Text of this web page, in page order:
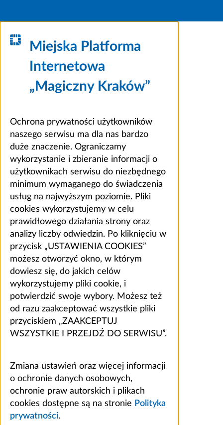
Miejska Platforma
Internetowa
„Magiczny Kraków”
Ochrona prywatności użytkowników
naszego serwisu ma dla nas bardzo
duże znaczenie. Ograniczamy
wykorzystanie i zbieranie informacji o
użytkownikach serwisu do niezbędnego
minimum wymaganego do świadczenia
usług na najwyższym poziomie. Pliki
cookies wykorzystujemy w celu
prawidłowego działania strony oraz
analizy liczby odwiedzin. Po kliknięciu w
przycisk „USTAWIENIA COOKIES”
możesz otworzyć okno, w którym
dowiesz się, do jakich celów
wykorzystujemy pliki cookie, i
potwierdzić swoje wybory. Możesz też
od razu zaakceptować wszystkie pliki
przyciskiem „ZAAKCEPTUJ
WSZYSTKIE I PRZEJDŹ DO SERWISU”.
Zmiana ustawień oraz więcej informacji
o ochronie danych osobowych,
ochronie praw autorskich i plikach
cookies dostępne są na stronie Polityka
prywatności.